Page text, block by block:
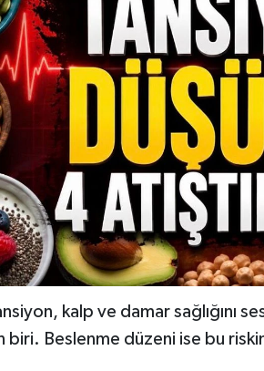
kalp ve damar sağlığını
biri. Beslenme düzeni ise bu